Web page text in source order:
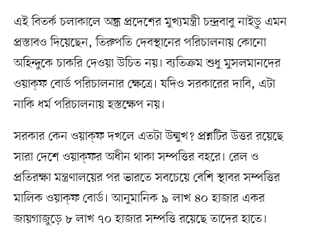
এই বিতর্ক চলাকালে অন্ধ্র প্রদেশের মুখ্যমন্ত্রী চন্দ্রবাবু নাইডু এমন
প্রস্তাবও দিয়েছেন, তিরুপতি দেবস্থানের পরিচালনায় কোনো
অহিন্দুকে চাকরি দেওয়া উচিত নয়। ব্যতিক্রম শুধু মুসলমানদের
ওয়াক্‌ফ বোর্ড পরিচালনার ক্ষেত্রে। যদিও সরকারের দাবি, এটা
নাকি ধর্ম পরিচালনায় হস্তক্ষেপ নয়।
সরকার কেন ওয়াক্‌ফ দখলে এতটা উন্মুখ? প্রশ্নটির উত্তর রয়েছে
সারা দেশে ওয়াক্‌ফর অধীন থাকা সম্পত্তির বহরে। রেল ও
প্রতিরক্ষা মন্ত্রণালয়ের পর ভারতে সবচেয়ে বেশি স্থাবর সম্পত্তির
মালিক ওয়াক্‌ফ বোর্ড। আনুমানিক ৯ লাখ ৪০ হাজার একর
জায়গাজুড়ে ৮ লাখ ৭০ হাজার সম্পত্তি রয়েছে তাদের হাতে।